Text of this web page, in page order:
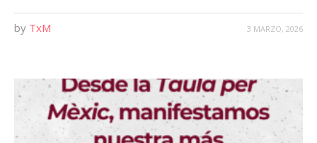
3 MARZO, 2026
by TxM